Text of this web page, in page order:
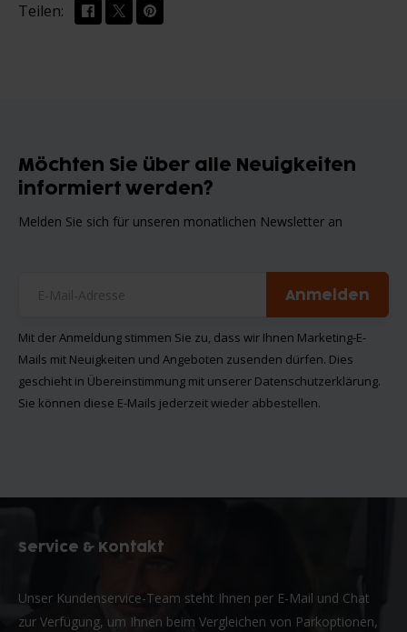
Teilen:
Möchten Sie über alle Neuigkeiten
informiert werden?
Melden Sie sich für unseren monatlichen Newsletter an
Anmelden
Mit der Anmeldung stimmen Sie zu, dass wir Ihnen Marketing-E-
Mails mit Neuigkeiten und Angeboten zusenden dürfen. Dies
geschieht in Übereinstimmung mit unserer Datenschutzerklärung.
Sie können diese E-Mails jederzeit wieder abbestellen.
Service & Kontakt
Unser Kundenservice-Team steht Ihnen per E-Mail und Chat
zur Verfügung, um Ihnen beim Vergleichen von Parkoptionen,